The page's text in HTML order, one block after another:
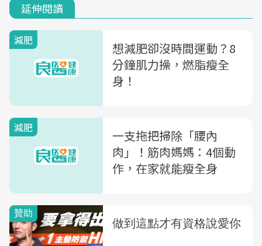
延伸閱讀
減肥
想減肥卻沒時間運動？8
分鐘肌力操，燃脂瘦全
身！
減肥
一支拖把掃除「腰內
肉」！筋肉媽媽：4個動
作，在家就能瘦全身